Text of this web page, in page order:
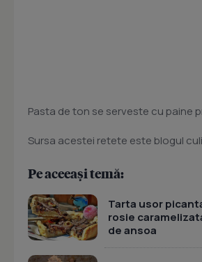
Pasta de ton se serveste cu paine
Sursa acestei retete este blogul
Pe aceeași temă:
Tarta usor
rosie
de ansoa